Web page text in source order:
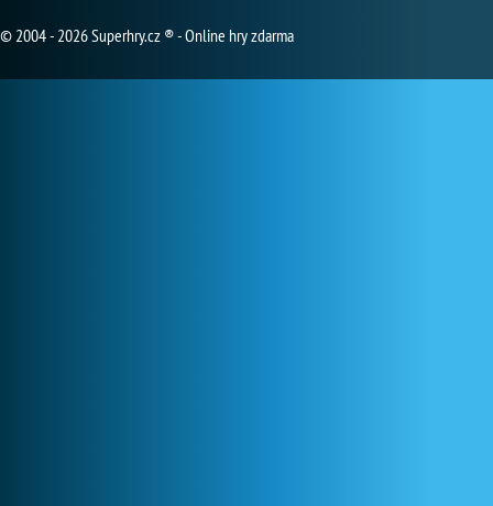
© 2004 - 2026 Superhry.cz ® - Online hry zdarma